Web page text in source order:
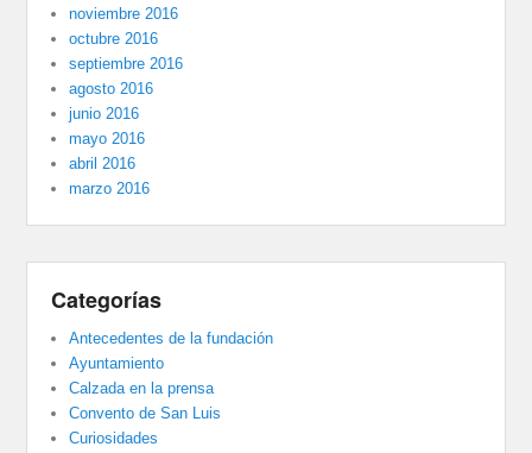
noviembre 2016
octubre 2016
septiembre 2016
agosto 2016
junio 2016
mayo 2016
abril 2016
marzo 2016
Categorías
Antecedentes de la fundación
Ayuntamiento
Calzada en la prensa
Convento de San Luis
Curiosidades